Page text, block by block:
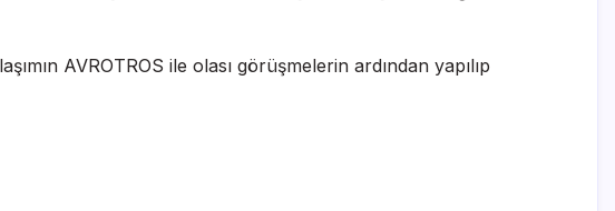
AVROTROS ile olası görüşmelerin ardından yapılıp